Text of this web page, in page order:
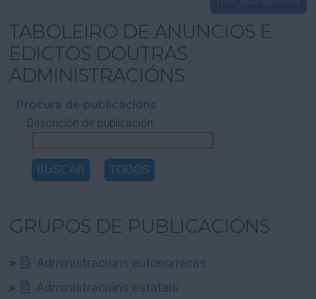
INFORMACIÓN PÚBLICA
CARTAFOL CIDADÁN
UTILIDADES
AXUDA
TABOLEIRO DE ANUNCIOS E
EDICTOS DOUTRAS
ADMINISTRACIÓNS
Procura de publicacións
Descrición de publicación
GRUPOS DE PUBLICACIÓNS
Administracions autonomicas
Administracións estatais